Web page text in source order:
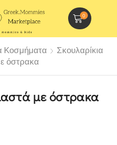
0
Κοσμήματα
Σκουλαρίκια
όστρακα
με όστρακα